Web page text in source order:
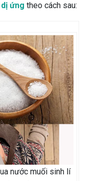
ứng theo cách sau:
nước muối sinh lí